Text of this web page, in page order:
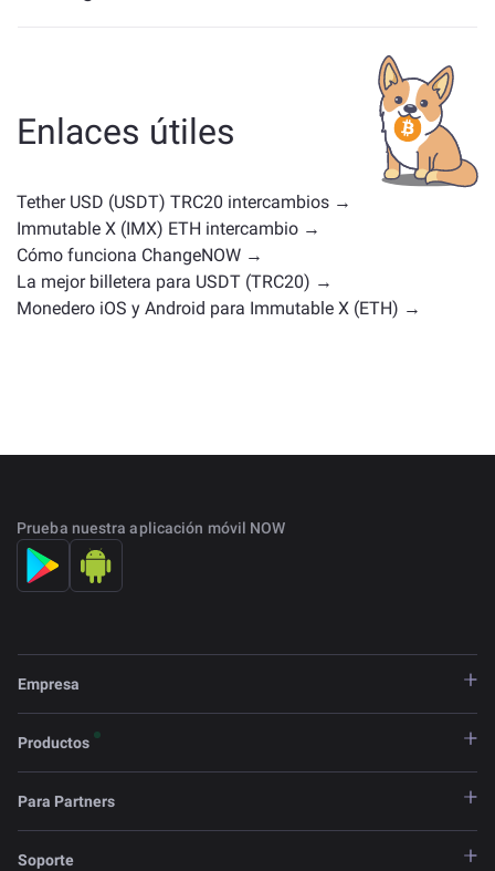
categoría, ya sea una stablecoin, un token de utilidad,
alternativas comunes incluyen otras criptomonedas
con casos de uso o posiciones en el mercado
similares. Consulta todos los activos disponibles para
intercambiar en lapágina principal de intercambio.
Enlaces útiles
Tether USD (USDT) TRC20 intercambios →
Immutable X (IMX) ETH intercambio →
Cómo funciona ChangeNOW →
La mejor billetera para USDT (TRC20) →
Monedero iOS y Android para Immutable X (ETH) →
Prueba nuestra aplicación móvil NOW
Empresa
Productos
Para Partners
Soporte